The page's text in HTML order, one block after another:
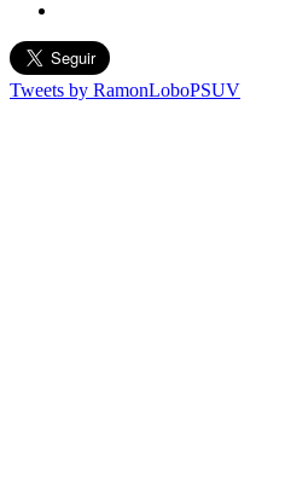
Tweets by RamonLoboPSUV